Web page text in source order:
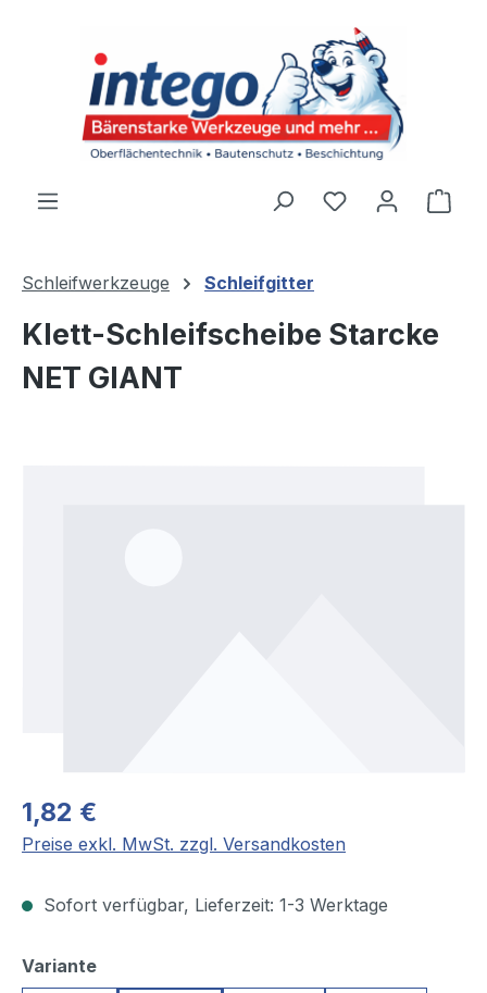
Du hast 0
Schleifwerkzeuge Schleifgitter
Klett-Schleifscheibe Starcke
NET GIANT
1,82 €
Preise exkl. MwSt. zzgl. Versandkosten
Sofort verfügbar, Lieferzeit: 1-3 Werktage
Varianteauswählen